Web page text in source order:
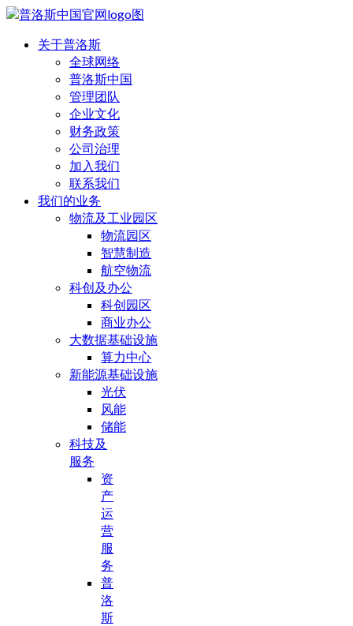
关于普洛斯
全球网络
普洛斯中国
管理团队
企业文化
财务政策
公司治理
加入我们
联系我们
我们的业务
物流及工业园区
物流园区
智慧制造
航空物流
科创及办公
科创园区
商业办公
大数据基础设施
算力中心
新能源基础设施
光伏
风能
储能
科技及
服务
资
产
运
营
服
务
普
洛
斯